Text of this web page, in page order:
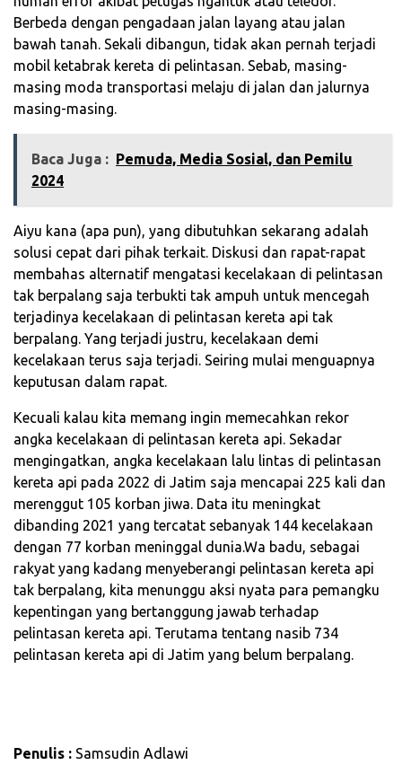
Berbeda dengan pengadaan jalan layang atau jalan
bawah tanah. Sekali dibangun, tidak akan pernah terjadi
mobil ketabrak kereta di pelintasan. Sebab, masing-
masing moda transportasi melaju di jalan dan jalurnya
masing-masing.
Baca Juga : Pemuda, Media Sosial, dan Pemilu
2024
Aiyu kana (apa pun), yang dibutuhkan sekarang adalah
solusi cepat dari pihak terkait. Diskusi dan rapat-rapat
membahas alternatif mengatasi kecelakaan di pelintasan
tak berpalang saja terbukti tak ampuh untuk mencegah
terjadinya kecelakaan di pelintasan kereta api tak
berpalang. Yang terjadi justru, kecelakaan demi
kecelakaan terus saja terjadi. Seiring mulai menguapnya
keputusan dalam rapat.
Kecuali kalau kita memang ingin memecahkan rekor
angka kecelakaan di pelintasan kereta api. Sekadar
mengingatkan, angka kecelakaan lalu lintas di pelintasan
kereta api pada 2022 di Jatim saja mencapai 225 kali dan
merenggut 105 korban jiwa. Data itu meningkat
dibanding 2021 yang tercatat sebanyak 144 kecelakaan
dengan 77 korban meninggal dunia.Wa badu, sebagai
rakyat yang kadang menyeberangi pelintasan kereta api
tak berpalang, kita menunggu aksi nyata para pemangku
kepentingan yang bertanggung jawab terhadap
pelintasan kereta api. Terutama tentang nasib 734
pelintasan kereta api di Jatim yang belum berpalang.
Penulis : Samsudin Adlawi